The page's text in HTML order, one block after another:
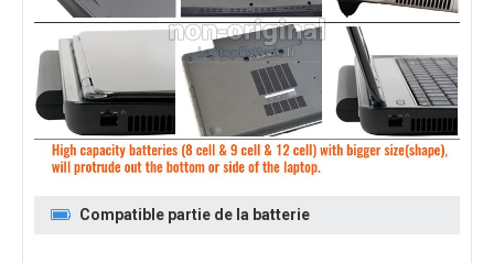
Compatible partie de la batterie